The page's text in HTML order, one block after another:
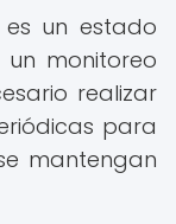
un estado
monitoreo
realizar
para
mantengan